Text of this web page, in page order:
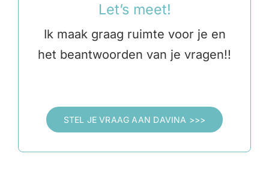
Let’s meet!
Ik maak graag ruimte voor je en
het beantwoorden van je vragen!!
STEL JE VRAAG AAN DAVINA >>>